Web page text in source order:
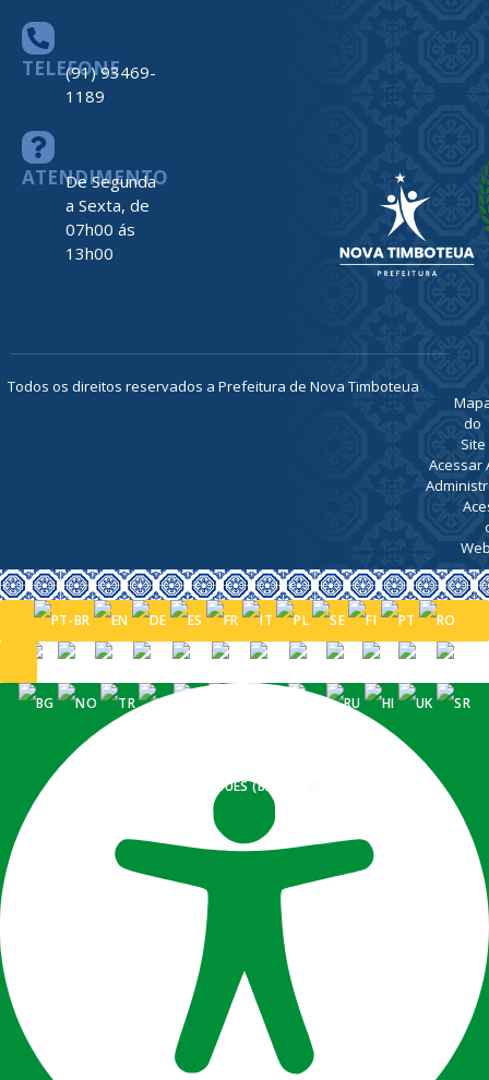
TELEFONE
(91) 93469-
1189
ATENDIMENTO
De Segunda
a Sexta, de
07h00 ás
13h00
Todos os direitos reservados a Prefeitura de Nova Timboteua
do
Site
Acessar
PORTUGUÊS (BRASIL)